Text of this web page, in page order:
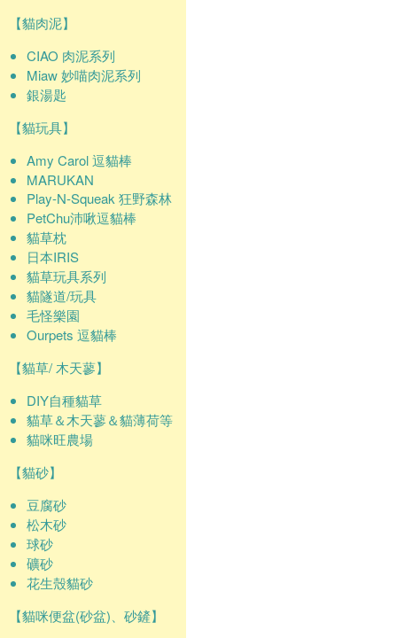
【貓肉泥】
CIAO 肉泥系列
Miaw 妙喵肉泥系列
銀湯匙
【貓玩具】
Amy Carol 逗貓棒
MARUKAN
Play-N-Squeak 狂野森林
PetChu沛啾逗貓棒
貓草枕
日本IRIS
貓草玩具系列
貓隧道/玩具
毛怪樂園
Ourpets 逗貓棒
【貓草/ 木天蓼】
DIY自種貓草
貓草＆木天蓼＆貓薄荷等
貓咪旺農場
【貓砂】
豆腐砂
松木砂
球砂
礦砂
花生殼貓砂
【貓咪便盆(砂盆)、砂鏟】